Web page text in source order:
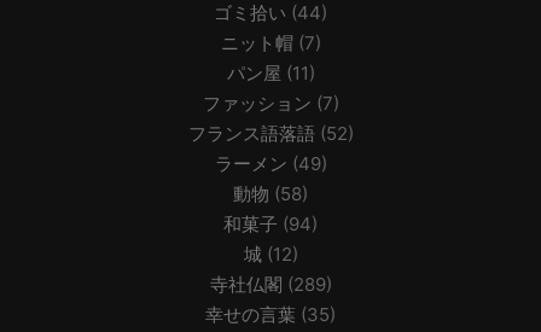
ゴミ拾い (44)
ニット帽 (7)
パン屋 (11)
ファッション (7)
フランス語落語 (52)
ラーメン (49)
動物 (58)
和菓子 (94)
城(12)
寺社仏閣 (289)
幸せの言葉 (35)